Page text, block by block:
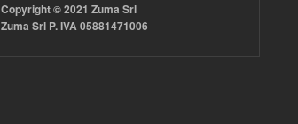
Copyright © 2021 Zuma Srl
Zuma Srl P. IVA 05881471006